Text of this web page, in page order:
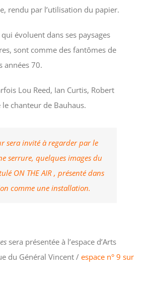
rendu par l’utilisation du papier.
évoluent dans ses paysages
sont comme des fantômes de
années 70.
Lou Reed, Ian Curtis, Robert
chanteur de Bauhaus.
sera invité à regarder par le
serrure, quelques images du
ON THE AIR , présenté dans
comme une installation.
sera présentée à l’espace d’Arts
du Général Vincent / espace n° 9 sur